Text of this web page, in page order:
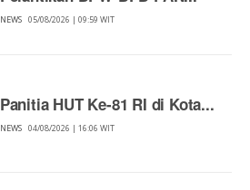
NEWS 05/08/2026 | 09:59 WIT
Panitia HUT Ke-81 RI di Kota...
NEWS 04/08/2026 | 16:06 WIT